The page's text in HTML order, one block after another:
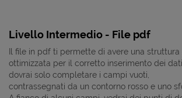
Livello Intermedio - File pdf
Il file in pdf ti permette di avere una struttura
ottimizzata per il corretto inserimento dei
dovrai solo completare i campi vuoti,
contrassegnati da un contorno rosso e uno